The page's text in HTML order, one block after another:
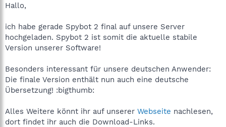
r
e
r
Hallo,
ich habe gerade Spybot 2 final auf unsere Server
hochgeladen. Spybot 2 ist somit die aktuelle stabile
Version unserer Software!
Besonders interessant für unsere deutschen Anwender:
Die finale Version enthält nun auch eine deutsche
Übersetzung! :bigthumb:
Alles Weitere könnt ihr auf unserer Webseite nachlesen,
dort findet ihr auch die Download-Links.